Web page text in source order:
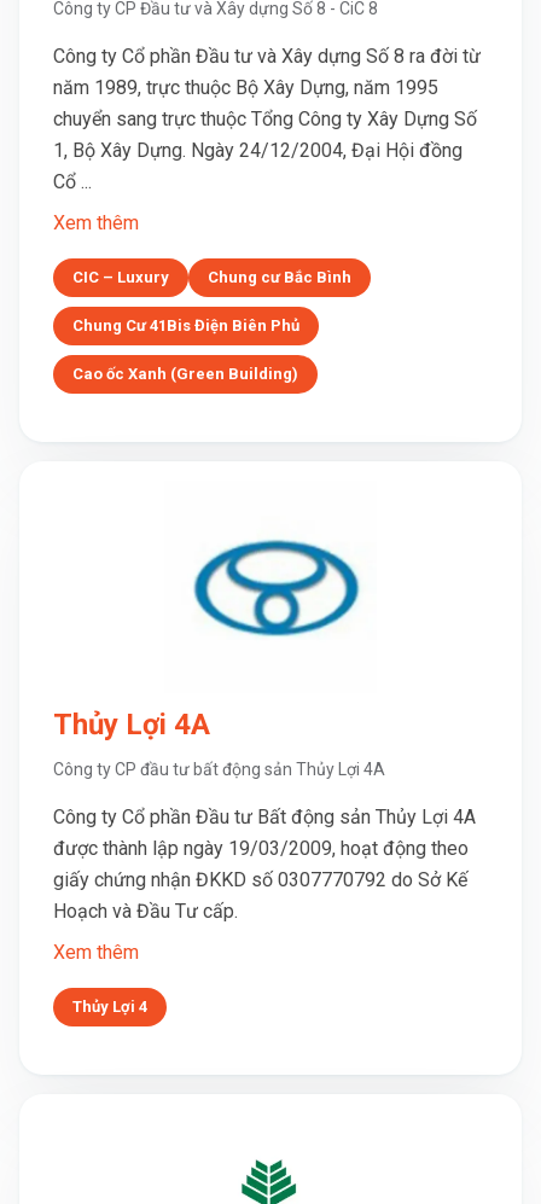
Công ty CP Đầu tư và Xây dựng Số 8 - CiC 8
Công ty Cổ phần Đầu tư và Xây dựng Số 8 ra đời từ
năm 1989, trực thuộc Bộ Xây Dựng, năm 1995
chuyển sang trực thuộc Tổng Công ty Xây Dựng Số
1, Bộ Xây Dựng. Ngày 24/12/2004, Đại Hội đồng
Cổ ...
Xem thêm
CIC – Luxury Chung cư Bắc Bình
Chung Cư 41Bis Điện Biên Phủ
Cao ốc Xanh (Green Building)
Thủy Lợi 4A
Công ty CP đầu tư bất động sản Thủy Lợi 4A
Công ty Cổ phần Đầu tư Bất động sản Thủy Lợi 4A
được thành lập ngày 19/03/2009, hoạt động theo
giấy chứng nhận ĐKKD số 0307770792 do Sở Kế
Hoạch và Đầu Tư cấp.
Xem thêm
Thủy Lợi 4